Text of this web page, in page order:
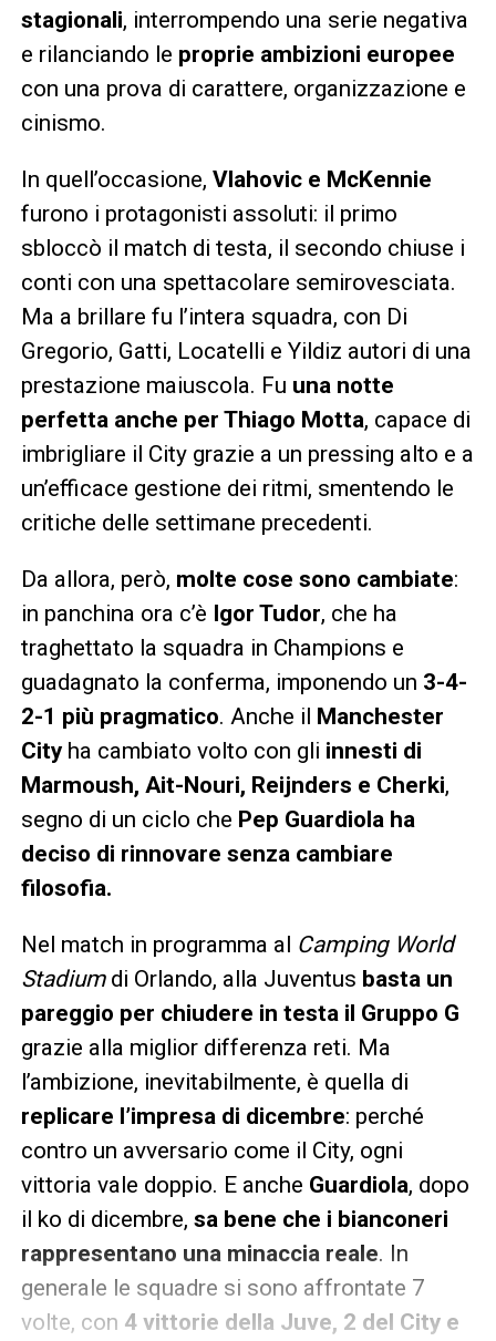
stagionali, interrompendo una serie negativa
e rilanciando le proprie ambizioni europee
con una prova di carattere, organizzazione e
cinismo.
In quell’occasione, Vlahovic e McKennie
furono i protagonisti assoluti: il primo
sbloccò il match di testa, il secondo chiuse i
conti con una spettacolare semirovesciata.
Ma a brillare fu l’intera squadra, con Di
Gregorio, Gatti, Locatelli e Yildiz autori di una
prestazione maiuscola. Fu una notte
perfetta anche per Thiago Motta, capace di
imbrigliare il City grazie a un pressing alto e a
un’efficace gestione dei ritmi, smentendo le
critiche delle settimane precedenti.
Da allora, però, molte cose sono cambiate:
in panchina ora c’è Igor Tudor, che ha
traghettato la squadra in Champions e
guadagnato la conferma, imponendo un 3-4-
2-1 più pragmatico. Anche il Manchester
Cityha cambiato volto con gli innesti di
Marmoush, Ait-Nouri, Reijnders e Cherki,
segno di un ciclo che Pep Guardiola ha
deciso di rinnovare senza cambiare
filosofia.
Nel match in programma al Camping World
Stadiumdi Orlando, alla Juventus basta un
pareggio per chiudere in testa il Gruppo G
grazie alla miglior differenza reti. Ma
l’ambizione, inevitabilmente, è quella di
replicare l’impresa di dicembre: perché
contro un avversario come il City, ogni
vittoria vale doppio. E anche Guardiola, dopo
il ko di dicembre, sa bene che i bianconeri
rappresentano una minaccia reale. In
generale le squadre si sono affrontate 7
volte, con 4 vittorie della Juve, 2 del City e